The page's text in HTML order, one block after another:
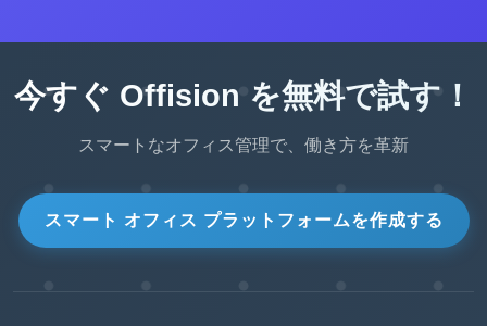
今すぐ Offision を無料で試す！
スマートなオフィス管理で、働き方を革新
スマート オフィス プラットフォームを作成する